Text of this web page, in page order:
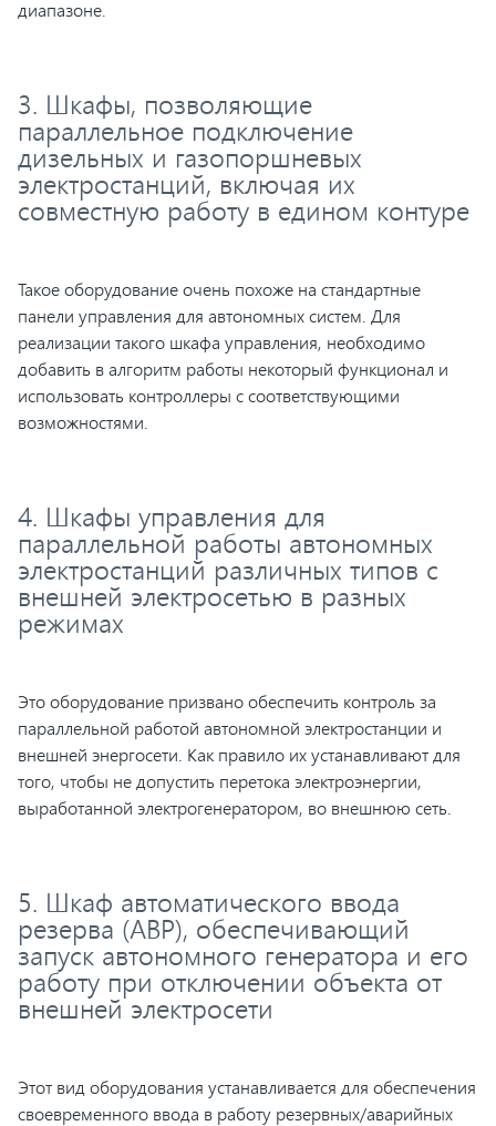
диапазоне.
3. Шкафы, позволяющие
параллельное подключение
дизельных и газопоршневых
электростанций, включая их
совместную работу в едином контуре
Такое оборудование очень похоже на стандартные
панели управления для автономных систем. Для
реализации такого шкафа управления, необходимо
добавить в алгоритм работы некоторый функционал и
использовать контроллеры с соответствующими
возможностями.
4. Шкафы управления для
параллельной работы автономных
электростанций различных типов с
внешней электросетью в разных
режимах
Это оборудование призвано обеспечить контроль за
параллельной работой автономной электростанции и
внешней энергосети. Как правило их устанавливают для
того, чтобы не допустить перетока электроэнергии,
выработанной электрогенератором, во внешнюю сеть.
5. Шкаф автоматического ввода
резерва (АВР), обеспечивающий
запуск автономного генератора и его
работу при отключении объекта от
внешней электросети
Этот вид оборудования устанавливается для обеспечения
своевременного ввода в работу резервных/аварийных